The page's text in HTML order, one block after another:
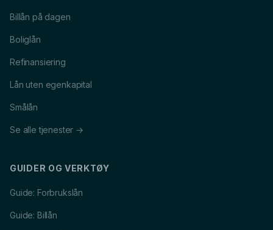
Billån på dagen
Boliglån
Refinansiering
Lån uten egenkapital
Smålån
Se alle tjenester →
GUIDER OG VERKTØY
Guide: Forbrukslån
Guide: Billån